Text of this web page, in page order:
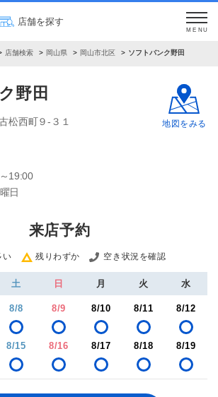
店舗を探す
MENU
店舗検索 岡山県 岡山市北区 ソフトバンク野田
野田
松西町９‐３１
19:00
日
地図をみる
来店予約
い 残りわずか 空き状況を確認
土 日 月 火 水
8/8 8/9 8/10 8/11 8/12
8/15 8/16 8/17 8/18 8/19